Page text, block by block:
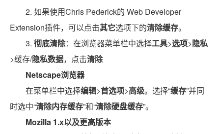
2. 如果使用Chris Pederick的 Web Developer
Extension插件，可以点击其它选项下的清除缓存。
3. 彻底清除：在浏览器菜单栏中选择工具>选项>隐私
>缓存/隐私数据，点击清除
Netscape浏览器
在菜单栏中选择编辑>首选项>高级。选择“缓存”并同
时选中“清除内存缓存”和“清除硬盘缓存”。
Mozilla 1.x以及更高版本